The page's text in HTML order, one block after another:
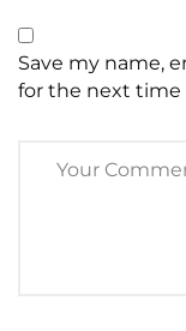
Save my name,
for the next